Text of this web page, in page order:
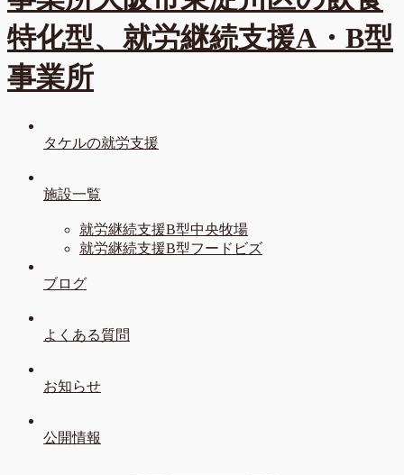
タケルの就労支援
施設一覧
就労継続支援B型中央牧場
就労継続支援B型フードビズ
ブログ
よくある質問
お知らせ
公開情報